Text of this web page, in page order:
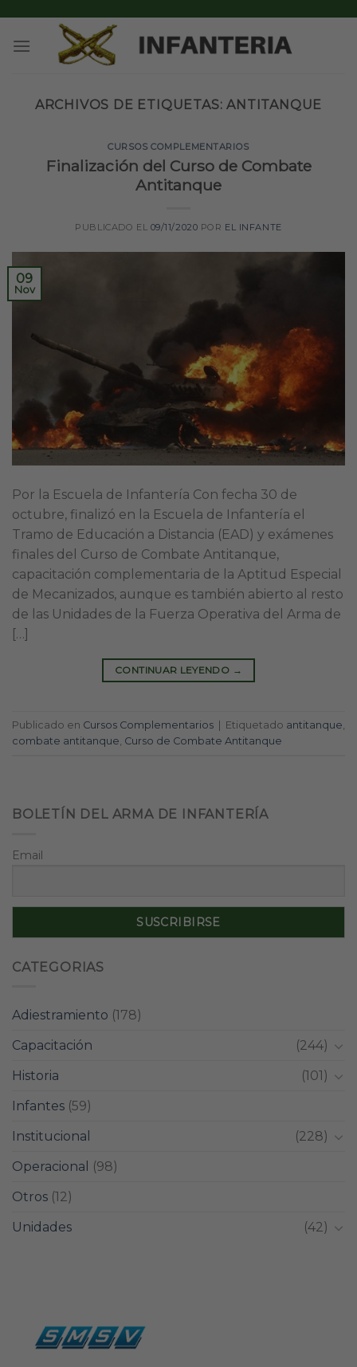
content
ARCHIVOS DE ETIQUETAS:ANTITANQUE
CURSOS COMPLEMENTARIOS
Finalización del Curso de Combate
Antitanque
PUBLICADO EL 09/11/2020 POR EL INFANTE
09
Nov
Por la Escuela de Infantería Con fecha 30 de
octubre, finalizó en la Escuela de Infantería el
Tramo de Educación a Distancia (EAD) y exámenes
finales del Curso de Combate Antitanque,
capacitación complementaria de la Aptitud Especial
de Mecanizados, aunque es también abierto al resto
de las Unidades de la Fuerza Operativa del Arma de
[…]
CONTINUAR LEYENDO →
Publicado en Cursos Complementarios Etiquetado antitanque
combate antitanque Curso de Combate Antitanque
BOLETÍN DEL ARMA DE INFANTERÍA
Email
CATEGORIAS
Adiestramiento (178)
Capacitación
(244)
Historia
(101)
Infantes (59)
Institucional
(228)
Operacional
(98)
Otros (12)
Unidades
(42)